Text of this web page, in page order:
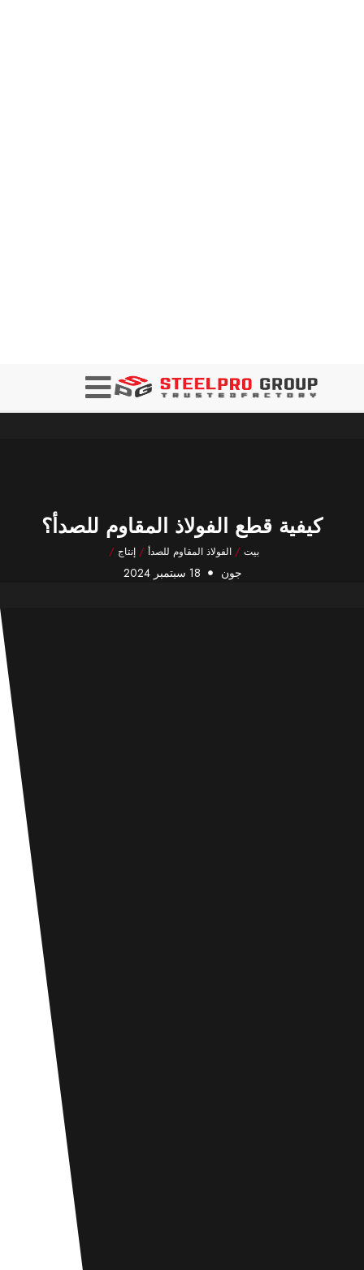
كيفية قطع الفولاذ المقاوم للصدأ؟
بيت /الفولاذ المقاوم للصدأ /إنتاج /
جون 18 سبتمبر 2024